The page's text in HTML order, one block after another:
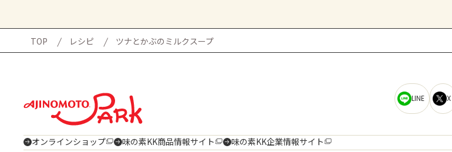
TOP レシピ ツナとかぶのミルクスープ
LINE X
オンラインショップ 味の素KK商品情報サイト 味の素KK企業情報サイト